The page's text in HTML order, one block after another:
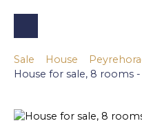
Sale House
House for sale, 8 rooms